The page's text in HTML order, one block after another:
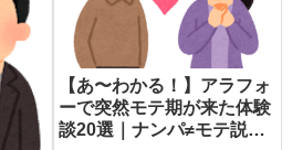
【あ〜わかる！】アラフォ
ーで突然モテ期が来た体験
談20選｜ナンパ≠モテ説と